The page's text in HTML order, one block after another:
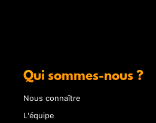
Qui sommes-nous ?
Nous connaître
L'équipe